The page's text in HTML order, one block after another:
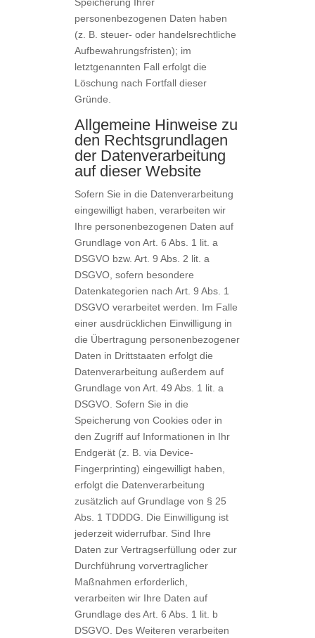
personenbezogenen Daten haben
(z. B. steuer- oder handelsrechtliche
Aufbewahrungsfristen); im
letztgenannten Fall erfolgt die
Löschung nach Fortfall dieser
Gründe.
Allgemeine Hinweise zu
den Rechtsgrundlagen
der Datenverarbeitung
auf dieser Website
Sofern Sie in die Datenverarbeitung
eingewilligt haben, verarbeiten wir
Ihre personenbezogenen Daten auf
Grundlage von Art. 6 Abs. 1 lit. a
DSGVO bzw. Art. 9 Abs. 2 lit. a
DSGVO, sofern besondere
Datenkategorien nach Art. 9 Abs. 1
DSGVO verarbeitet werden. Im Falle
einer ausdrücklichen Einwilligung in
die Übertragung personenbezogener
Daten in Drittstaaten erfolgt die
Datenverarbeitung außerdem auf
Grundlage von Art. 49 Abs. 1 lit. a
DSGVO. Sofern Sie in die
Speicherung von Cookies oder in
den Zugriff auf Informationen in Ihr
Endgerät (z. B. via Device-
Fingerprinting) eingewilligt haben,
erfolgt die Datenverarbeitung
zusätzlich auf Grundlage von § 25
Abs. 1 TDDDG. Die Einwilligung ist
jederzeit widerrufbar. Sind Ihre
Daten zur Vertragserfüllung oder zur
Durchführung vorvertraglicher
Maßnahmen erforderlich,
verarbeiten wir Ihre Daten auf
Grundlage des Art. 6 Abs. 1 lit. b
DSGVO. Des Weiteren verarbeiten